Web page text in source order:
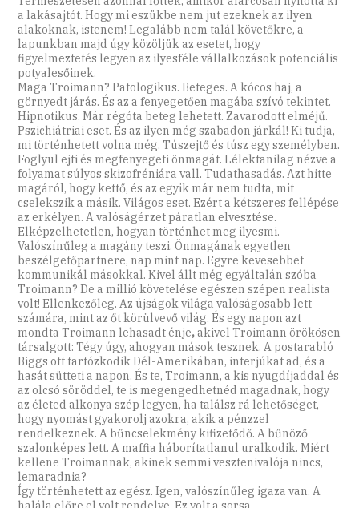
a lakásajtót. Hogy mi eszükbe nem jut ezeknek az ilyen
alakoknak, istenem! Legalább nem talál követőkre, a
lapunkban majd úgy közöljük az esetet, hogy
figyelmeztetés legyen az ilyesféle vállalkozások potenciális
potyalesőinek.
Maga Troimann? Patologikus. Beteges. A kócos haj, a
görnyedt járás. És az a fenyegetően magába szívó tekintet.
Hipnotikus. Már régóta beteg lehetett. Zavarodott elméjű.
Pszichiátriai eset. És az ilyen még szabadon járkál! Ki tudja,
mi történhetett volna még. Túszejtő és túsz egy személyben.
Foglyul ejti és megfenyegeti önmagát. Lélektanilag nézve a
folyamat súlyos skizofréniára vall. Tudathasadás. Azt hitte
magáról, hogy kettő, és az egyik már nem tudta, mit
cselekszik a másik. Világos eset. Ezért a kétszeres fellépése
az erkélyen. A valóságérzet páratlan elvesztése.
Elképzelhetetlen, hogyan történhet meg ilyesmi.
Valószínűleg a magány teszi. Önmagának egyetlen
beszélgetőpartnere, nap mint nap. Egyre kevesebbet
kommunikál másokkal. Kivel állt még egyáltalán szóba
Troimann? De a millió követelése egészen szépen realista
volt! Ellenkezőleg. Az újságok világa valóságosabb lett
számára, mint az őt körülvevő világ. És egy napon azt
mondta Troimann lehasadt énje,akivel Troimann örökösen
társalgott: Tégy úgy, ahogyan mások tesznek. A postarabló
Biggs ott tartózkodik Dél-Amerikában, interjúkat ad, és a
hasát sütteti a napon. És te, Troimann, a kis nyugdíjaddal és
az olcsó söröddel, te is megengedhetnéd magadnak, hogy
az életed alkonya szép legyen, ha találsz rá lehetőséget,
hogy nyomást gyakorolj azokra, akik a pénzzel
rendelkeznek. A bűncselekmény kifizetődő. A bűnöző
szalonképes lett. A maffia háborítatlanul uralkodik. Miért
kellene Troimannak, akinek semmi vesztenivalója nincs,
lemaradnia?
Így történhetett az egész. Igen, valószínűleg igaza van. A